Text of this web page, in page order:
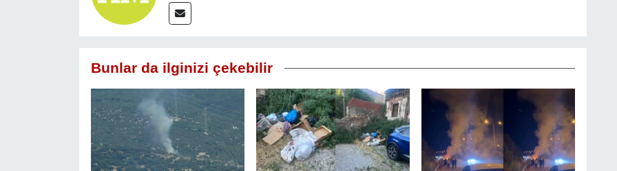
Bunlar da ilginizi çekebilir